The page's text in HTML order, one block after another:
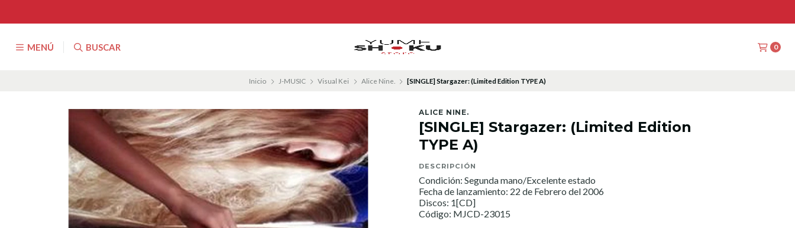
MENÚ BUSCAR 0
Inicio J-MUSIC Visual Kei Alice Nine. [SINGLE] Stargazer: (Limited Edition TYPE A)
ALICE NINE.
[SINGLE] Stargazer: (Limited Edition
TYPE A)
DESCRIPCIÓN
Condición: Segunda mano/Excelente estado
Fecha de lanzamiento: 22 de Febrero del 2006
Discos: 1[CD]
Código: MJCD-23015